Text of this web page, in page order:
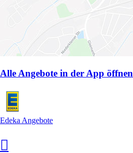
Alle Angebote in der App öffnen
Edeka Angebote